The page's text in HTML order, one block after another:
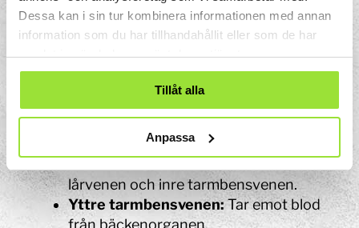
Dessa kan i sin tur kombinera informationen med annan
information som du har tillhandahållit eller som de har
samlat in när du har använt deras tjänster.
Tillåt alla
Anpassa
nyckelbensvenen och inre halsvenen
på varje sida. De båda sidornas arm-
halsvener går ihop till övre hålvenen.
hela övre kroppshalvan – huvud, hals,
Tårnas vener:Tömmer blodet i
lårvenen och inre tarmbensvenen.
Yttre tarmbensvenen:Tar emot blod
från bäckenorganen.